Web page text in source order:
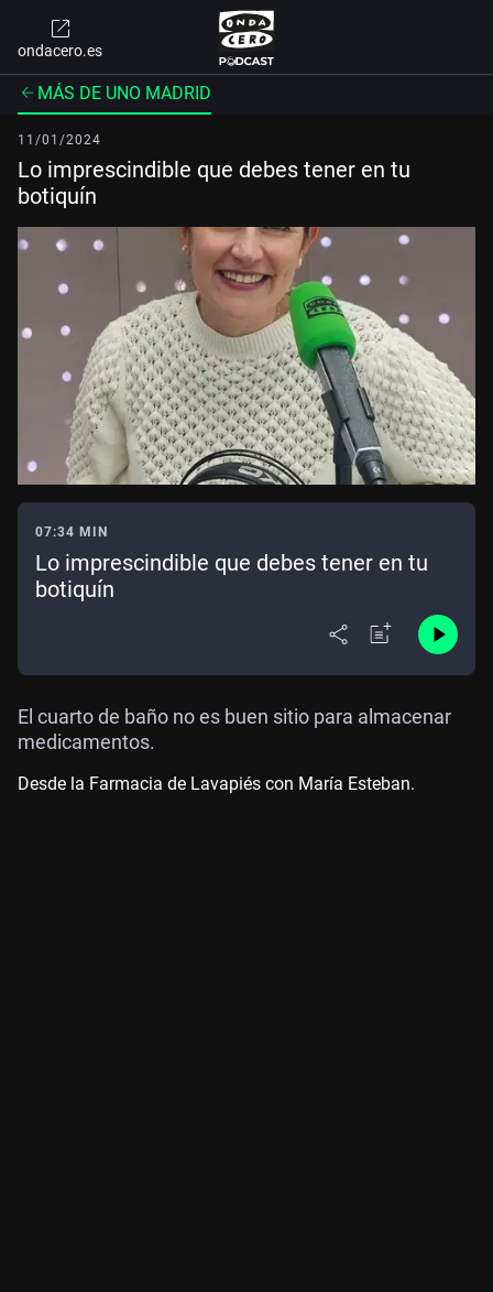
ondacero.es
MÁS DE UNO MADRID
11/01/2024
Lo imprescindible que debes tener en tu
botiquín
07:34 MIN
Lo imprescindible que debes tener en tu
botiquín
El cuarto de baño no es buen sitio para almacenar
medicamentos.
Desde la Farmacia de Lavapiés con María Esteban.